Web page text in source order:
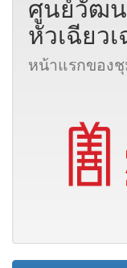
ศูนย์วัฒน
หัวเฉียว
หน้าแรกของ